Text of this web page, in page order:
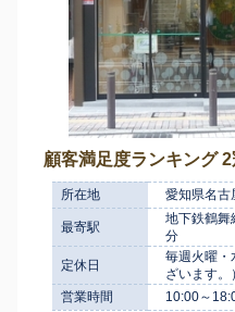
顧客満足度ランキング 2
所在地 愛知県名古
最寄駅
地下鉄鶴舞
分
定休日
毎週火曜・
ざいます。）
営業時間
10:00～